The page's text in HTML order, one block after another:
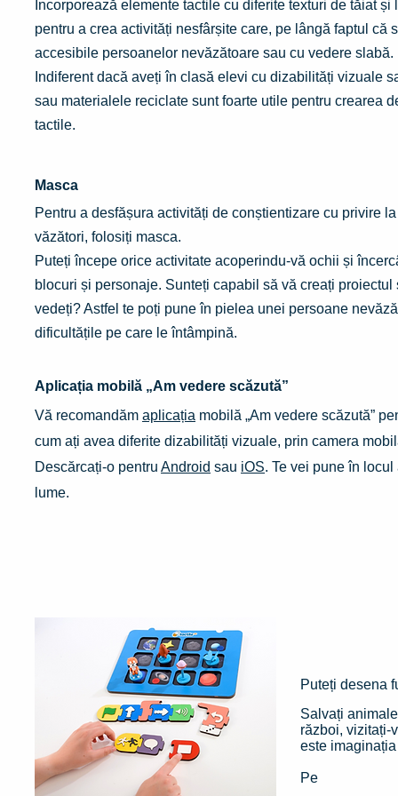
Încorporează elemente tactile cu diferite texturi de tăiat și
pentru a crea activități nesfârșite care, pe lângă faptul că
accesibile persoanelor nevăzătoare sau cu vedere slabă.
Indiferent dacă avețiîn clasă elevi cu dizabilități vizuale
sau materialele reciclate sunt foarte utile pentru crearea
tactile.
Masca
Pentru a desfășura activități de conștientizare cu privire
văzători, folosiți masca.
Puteți începe orice activitate acoperindu-vă ochii și
blocuri și personaje. Sunteți capabil să vă creați
vedeți? Astfel te poți pune în pielea unei persoane
dificultățile pe care le întâmpină.
Aplicația mobilă „Am vedere scăzută”
Vă recomandăm aplicația mobilă „Am vedere scăzută”
cum ați avea diferite dizabilități vizuale, prin camera
Descărcați-o pentru Android sau iOS. Te vei pune în
lume.
Puteți desena
Salvați
război, vizitați-
este imaginația
Pe